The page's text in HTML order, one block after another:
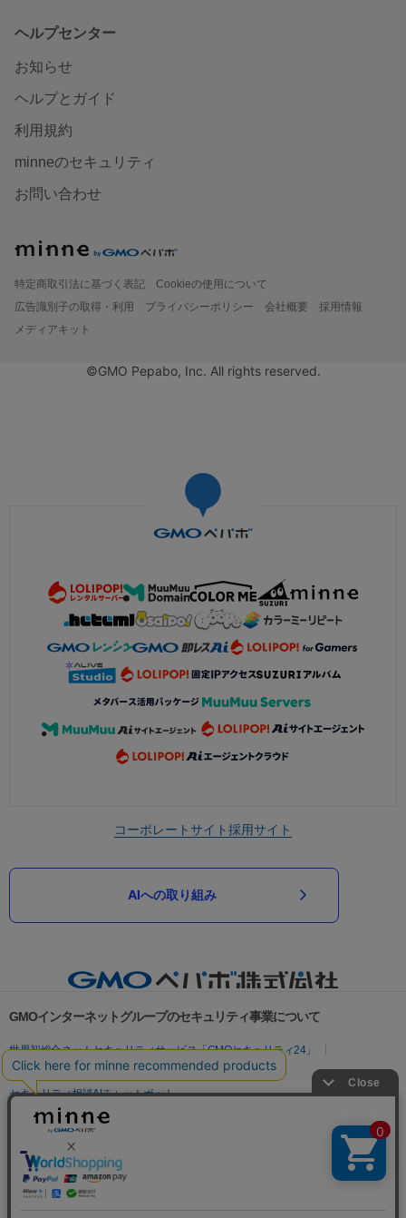
ヘルプセンター
お知らせ
ヘルプとガイド
利用規約
minneのセキュリティ
お問い合わせ
特定商取引法に基づく表記
Cookieの使用について
広告識別子の取得・利用
プライバシーポリシー 会社概要
採用情報
メディアキット
©GMO Pepabo, Inc. All rights reserved.
コーポレートサイト採用サイト
AIへの取り組み
GMOインターネットグループのセキュリティ事業について
世界初総合ネットセキュリティサービス「GMOセキュリティ24」
パスワード漏洩診断
Webサイトリスク診断
セキュリティ相談AIチャットボット
実在証明・盗聴対策
サイバー攻撃対策（GMO Flatt Security）
セキュリティ事業の軌跡